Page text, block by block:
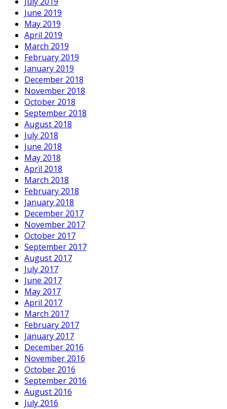
June 2019
May 2019
April 2019
March 2019
February 2019
January 2019
December 2018
November 2018
October 2018
September 2018
August 2018
July 2018
June 2018
May 2018
April 2018
March 2018
February 2018
January 2018
December 2017
November 2017
October 2017
September 2017
August 2017
July 2017
June 2017
May 2017
April 2017
March 2017
February 2017
January 2017
December 2016
November 2016
October 2016
September 2016
August 2016
July 2016